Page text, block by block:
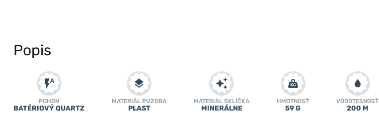
Popis
POHON
BATÉRIOVÝ QUARTZ
MATERIÁL PUZDRA
PLAST
MATERIÁL SKLÍČKA
MINERÁLNE
HMOTNOSŤ
59 G
VODOTESNOSŤ
200 M